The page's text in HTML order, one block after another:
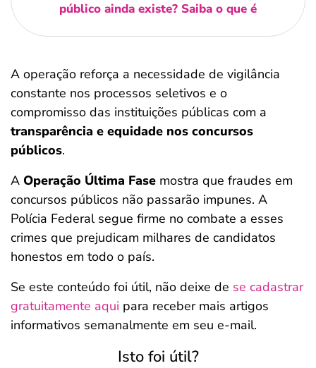
público ainda existe? Saiba o que é
A operação reforça a necessidade de vigilância
constante nos processos seletivos e o
compromisso das instituições públicas com a
transparência e equidade nos concursos
públicos.
A Operação Última Fase mostra que fraudes em
concursos públicos não passarão impunes. A
Polícia Federal segue firme no combate a esses
crimes que prejudicam milhares de candidatos
honestos em todo o país.
Se este conteúdo foi útil, não deixe de se cadastrar
gratuitamente aqui para receber mais artigos
informativos semanalmente em seu e-mail.
Isto foi útil?